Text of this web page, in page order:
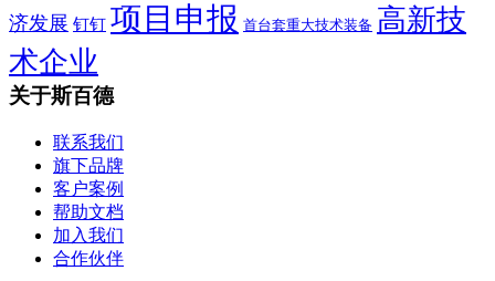
济发展 钉钉 项目申报 首台套重大技术装备 高新技
术企业
关于斯百德
联系我们
旗下品牌
客户案例
帮助文档
加入我们
合作伙伴